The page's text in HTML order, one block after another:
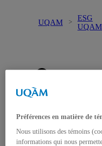
UQAM
ESG
UQAM
Accueil
À propos
Professeur.e.s-
Étudiant.e.s
Préférences en matière de
Nous utilisons des témoins
informations qui nous